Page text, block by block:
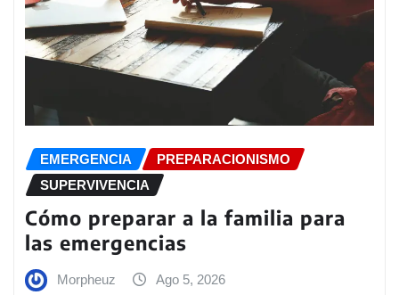
EMERGENCIA
PREPARACIONISMO
SUPERVIVENCIA
Cómo preparar a la familia para
las emergencias
Morpheuz Ago 5, 2026